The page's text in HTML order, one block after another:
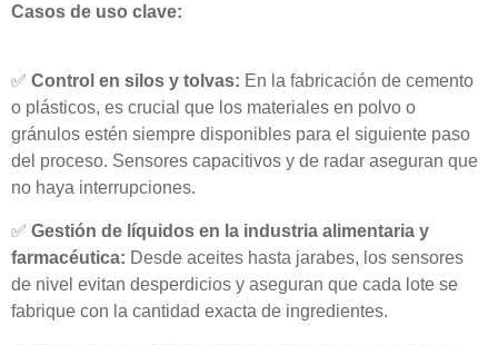
Casos de uso clave:
✅ Control en silos y tolvas: En la fabricación de cemento
o plásticos, es crucial que los materiales en polvo o
gránulos estén siempre disponibles para el siguiente paso
del proceso. Sensores capacitivos y de radar aseguran que
no haya interrupciones.
✅ Gestión de líquidos en la industria alimentaria y
farmacéutica: Desde aceites hasta jarabes, los sensores
de nivel evitan desperdicios y aseguran que cada lote se
fabrique con la cantidad exacta de ingredientes.